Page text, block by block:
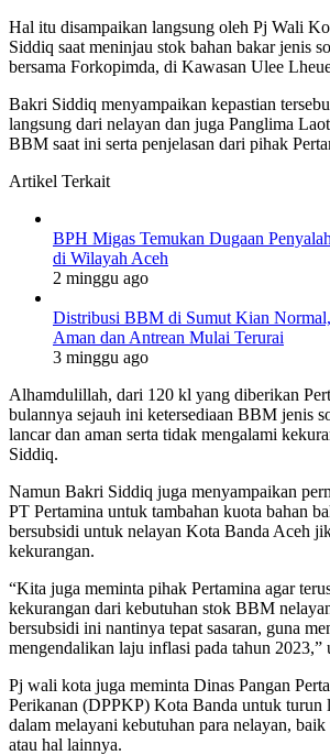
Hal itu disampaikan langsung oleh Pj Wali
Siddiq saat meninjau stok bahan bakar jenis
bersama Forkopimda, di Kawasan Ulee
Bakri Siddiq menyampaikan kepastian
langsung dari nelayan dan juga Panglima
BBM saat ini serta penjelasan dari pihak
Artikel Terkait
BPH Migas Temukan Dugaan
di Wilayah Aceh
2 minggu ago
Distribusi BBM di Sumut Kian
Aman dan Antrean Mulai Terurai
3 minggu ago
Alhamdulillah, dari 120 kl yang diberikan
bulannya sejauh ini ketersediaan BBM jenis
lancar dan aman serta tidak mengalami
Siddiq.
Namun Bakri Siddiq juga menyampaikan
PT Pertamina untuk tambahan kuota bahan
bersubsidi untuk nelayan Kota Banda Aceh
kekurangan.
“Kita juga meminta pihak Pertamina agar
kekurangan dari kebutuhan stok BBM
bersubsidi ini nantinya tepat sasaran, guna
mengendalikan laju inflasi pada tahun
Pj wali kota juga meminta Dinas Pangan
Perikanan (DPPKP) Kota Banda untuk turun
dalam melayani kebutuhan para nelayan,
atau hal lainnya.